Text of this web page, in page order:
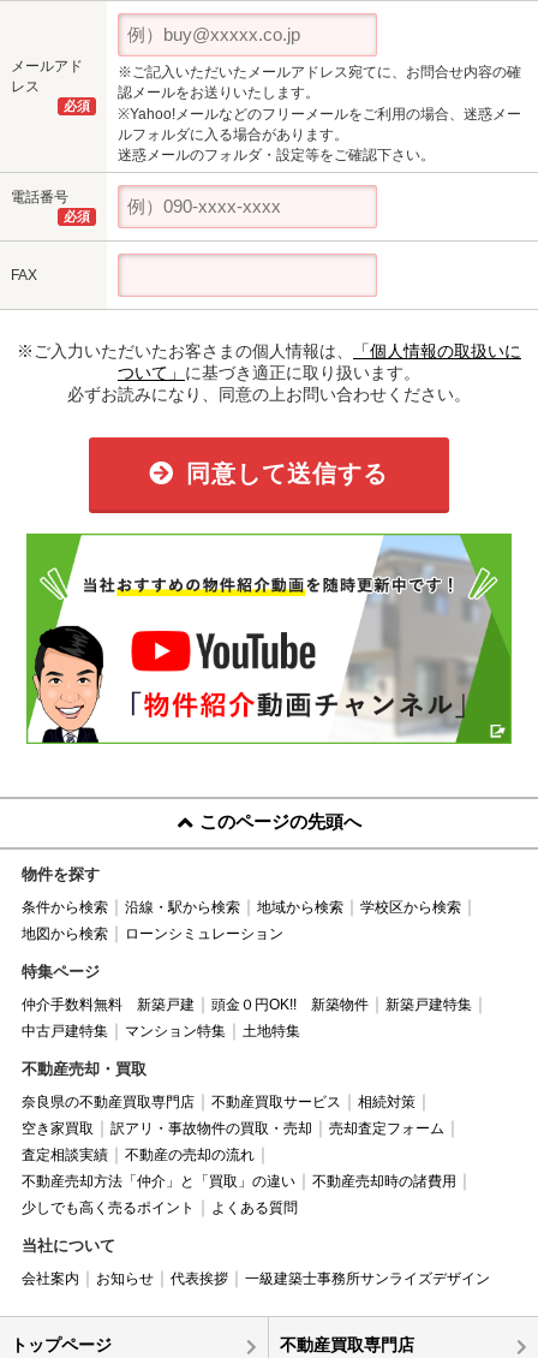
メールアド
レス
必須
※ご記入いただいたメールアドレス宛てに、お問合せ内容の確
認メールをお送りいたします。
※Yahoo!メールなどのフリーメールをご利用の場合、迷惑メー
ルフォルダに入る場合があります。
迷惑メールのフォルダ・設定等をご確認下さい。
電話番号
必須
FAX
※ご入力いただいたお客さまの個人情報は、
「個人情報の取扱いに
ついて」 に基づき適正に取り扱います。
必ずお読みになり、同意の上お問い合わせください。
同意して送信する
このページの先頭へ
物件を探す
条件から検索 沿線・駅から検索 地域から検索
学校区から検索
地図から検索
ローンシミュレーション
特集ページ
仲介手数料無料 新築戸建 頭金０円OK!! 新築物件
新築戸建特集
中古戸建特集
マンション特集 土地特集
不動産売却・買取
奈良県の不動産買取専門店 不動産買取サービス
相続対策
空き家買取
訳アリ・事故物件の買取・売却
売却査定フォーム
査定相談実績
不動産の売却の流れ
不動産売却方法「仲介」と「買取」の違い
不動産売却時の諸費用
少しでも高く売るポイント
よくある質問
当社について
会社案内 お知らせ 代表挨拶 一級建築士事務所サンライズデザイン
トップページ 不動産買取専門店